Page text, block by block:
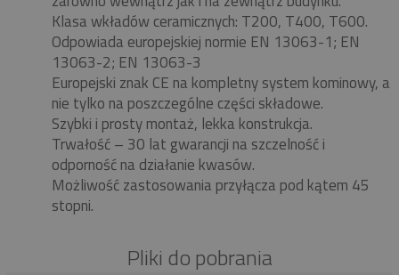
Klasa wkładów ceramicznych: T200, T400, T600.
Odpowiada europejskiej normie EN 13063-1; EN
13063-2; EN 13063-3
Europejski znak CE na kompletny system kominowy, a
nie tylko na poszczególne części składowe.
Szybki i prosty montaż, lekka konstrukcja.
Trwałość – 30 lat gwarancji na szczelność i
odporność na działanie kwasów.
Możliwość zastosowania przyłącza pod kątem 45
stopni.
Pliki do pobrania